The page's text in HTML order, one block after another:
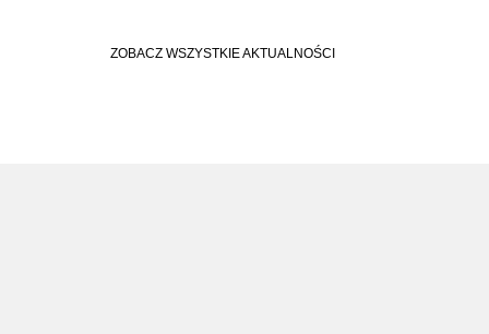
ZOBACZ WSZYSTKIE AKTUALNOŚCI